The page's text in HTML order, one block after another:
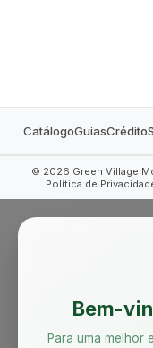
CatálogoGuiasCrédito
© 2026 Green Village
Política de
Bem-
Para uma melhor